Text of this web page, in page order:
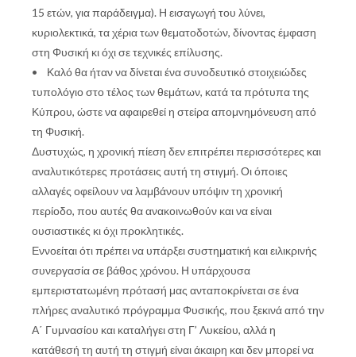
15 ετών, για παράδειγμα). Η εισαγωγή του λύνει,
κυριολεκτικά, τα χέρια των θεματοδοτών, δίνοντας έμφαση
στη Φυσική κι όχι σε τεχνικές επίλυσης.
• Καλό θα ήταν να δίνεται ένα συνοδευτικό στοιχειώδες
τυπολόγιο στο τέλος των θεμάτων, κατά τα πρότυπα της
Κύπρου, ώστε να αφαιρεθεί η στείρα απομνημόνευση από
τη Φυσική.
Δυστυχώς, η χρονική πίεση δεν επιτρέπει περισσότερες και
αναλυτικότερες προτάσεις αυτή τη στιγμή. Οι όποιες
αλλαγές οφείλουν να λαμβάνουν υπόψιν τη χρονική
περίοδο, που αυτές θα ανακοινωθούν και να είναι
ουσιαστικές κι όχι προκλητικές.
Εννοείται ότι πρέπει να υπάρξει συστηματική και ειλικρινής
συνεργασία σε βάθος χρόνου. Η υπάρχουσα
εμπεριστατωμένη πρότασή μας ανταποκρίνεται σε ένα
πλήρες αναλυτικό πρόγραμμα Φυσικής, που ξεκινά από την
Α΄ Γυμνασίου και καταλήγει στη Γ’ Λυκείου, αλλά η
κατάθεσή τη αυτή τη στιγμή είναι άκαιρη και δεν μπορεί να